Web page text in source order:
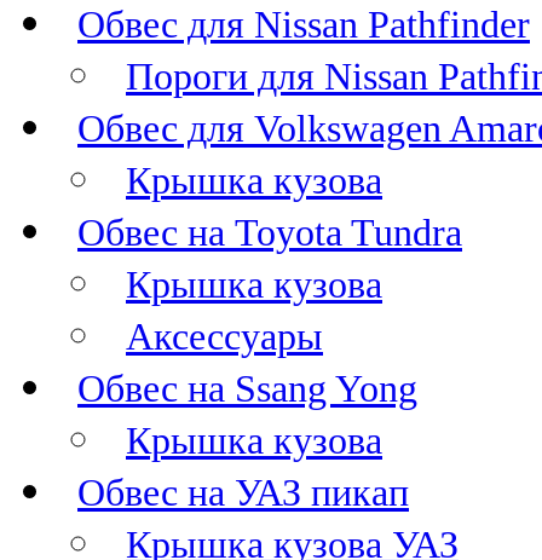
Обвес для Nissan Pathfinder
Пороги для Nissan
Обвес для Volkswagen
Крышка кузова
Обвес на Toyota Tundra
Крышка кузова
Аксессуары
Обвес на Ssang Yong
Крышка кузова
Обвес на УАЗ пикап
Крышка кузова УАЗ